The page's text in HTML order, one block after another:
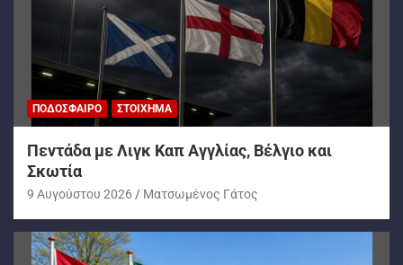
ΠΟΔΌΣΦΑΙΡΟ ΣΤΟΊΧΗΜΑ
Πεντάδα με Λιγκ Καπ Αγγλίας, Βέλγιο και
Σκωτία
9 Αυγούστου 2026 Ματσωμένος Γάτος